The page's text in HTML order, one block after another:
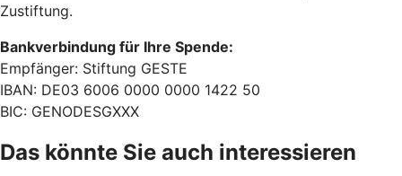
Zustiftung.
Bankverbindung für Ihre Spende:
Empfänger: Stiftung GESTE
IBAN: DE03 6006 0000 0000 1422 50
BIC: GENODESGXXX
Das könnte Sie auch interessieren